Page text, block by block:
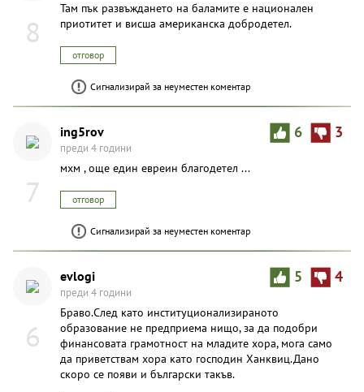
8
Там пък развъждането на баламите е национален
приотитет и висша американска добродетел.
отговор
Сигнализирай за неуместен коментар
7
6 3
ing5rov
преди 4 години
мхм , още един евреин благодетел ...
отговор
Сигнализирай за неуместен коментар
6
5 4
evlogi
преди 4 години
Браво.След като институционализираното
образование не предприема нищо, за да подобри
финансовата грамотност на младите хора, мога само
да приветствам хора като господин Ханквиц.Дано
скоро се появи и български такъв.